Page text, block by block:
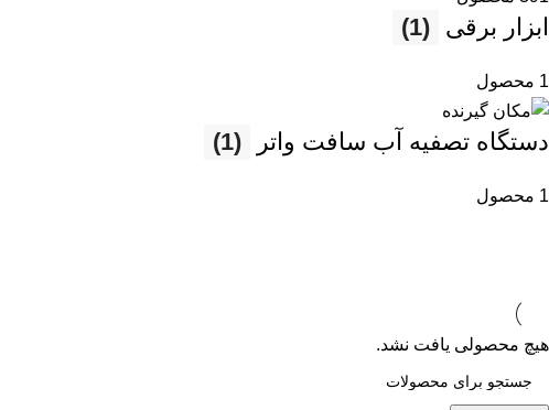
ابزار برقی (1)
1 محصول
دستگاه تصفیه آب سافت واتر (1)
1 محصول
هیچ محصولی یافت نشد.